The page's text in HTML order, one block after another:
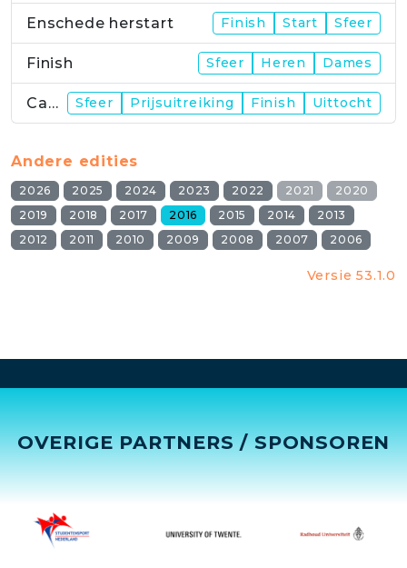
Enschede herstart Finish Start Sfeer
Finish Sfeer Heren Dames
Campus Sfeer Prijsuitreiking Finish Uittocht
Andere edities
2026 2025 2024 2023 2022 2021
2020
2019
2018 2017 2016 2015 2014
2013
2012
2011 2010 2009 2008 2007 2006
Versie 53.1.0
OVERIGE PARTNERS / SPONSOREN